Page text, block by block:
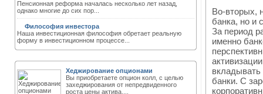
Пенсионная реформа началась несколько лет назад,
однако многие до сих пор...
Философия инвестора
Наша инвестиционная философия обретает реальную
форму в инвестиционном процессе...
Хеджирование опционами
Вы приобретаете опцион колл, с целью
захеджирования от непредвиденного
роста цены актива....
Во-вторых,
банка, но и
За период
именно
вкладывать
банки. С